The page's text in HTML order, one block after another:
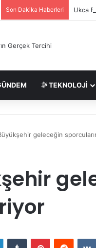
Son Dakika Haberleri Ukca
TEKNOLOJI
geleceğin